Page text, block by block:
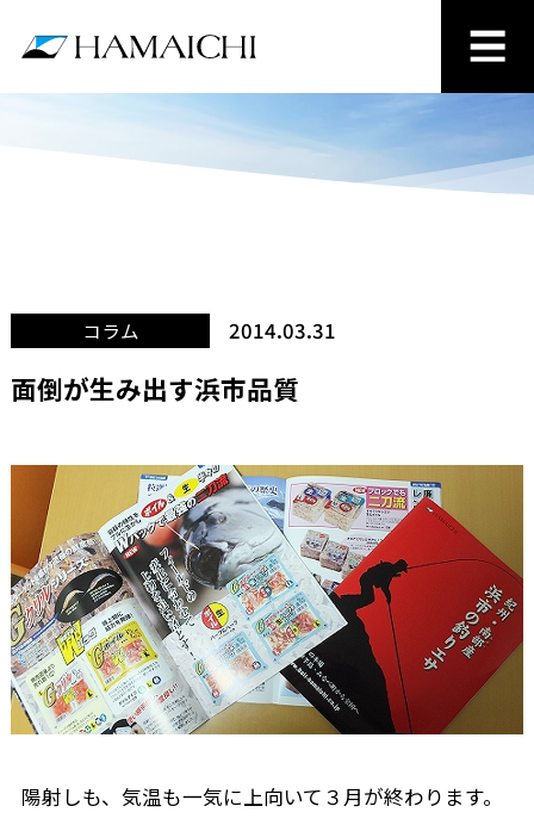
コラム 2014.03.31
面倒が生み出す浜市品質
陽射しも、気温も一気に上向いて３月が終わります。